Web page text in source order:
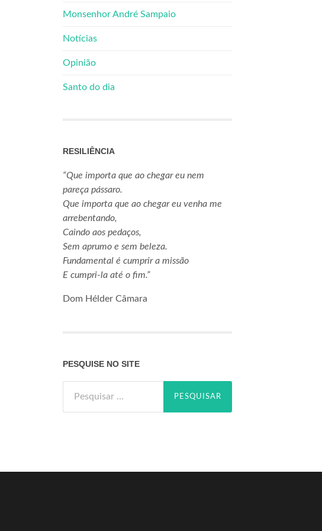
Monsenhor André Sampaio
Notícias
Opinião
Santo do dia
RESILIÊNCIA
“Que importa que ao chegar eu nem
pareça pássaro.
Que importa que ao chegar eu venha me
arrebentando,
Caindo aos pedaços,
Sem aprumo e sem beleza.
Fundamental é cumprir a missão
E cumpri-la até o fim.”
Dom Hélder Câmara
PESQUISE NO SITE
por: